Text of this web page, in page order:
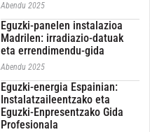
Abendu 2025
Eguzki-panelen instalazioa
Madrilen: irradiazio-datuak
eta errendimendu-gida
Abendu 2025
Eguzki-energia Espainian:
Instalatzaileentzako eta
Eguzki-Enpresentzako Gida
Profesionala